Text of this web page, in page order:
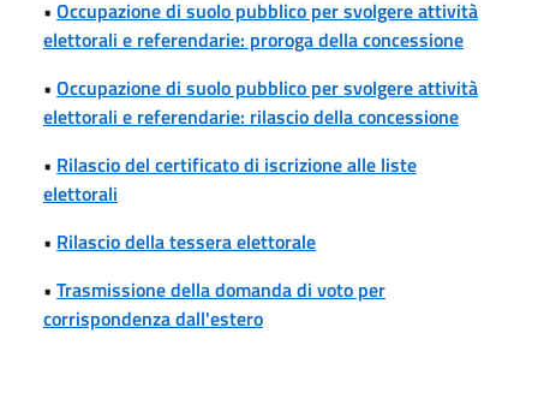
• Occupazione di suolo pubblico per svolgere attività
elettorali e referendarie: proroga della concessione
• Occupazione di suolo pubblico per svolgere attività
elettorali e referendarie: rilascio della concessione
• Rilascio del certificato di iscrizione alle liste
elettorali
• Rilascio della tessera elettorale
• Trasmissione della domanda di voto per
corrispondenza dall'estero